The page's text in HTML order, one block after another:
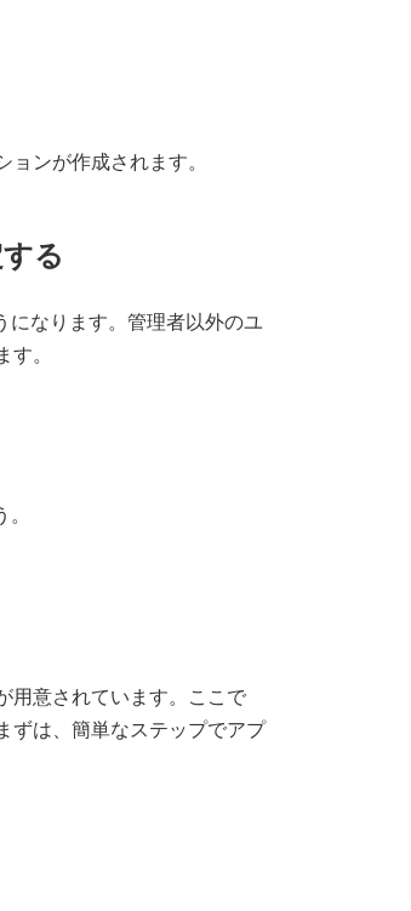
ョンが作成されます。
る
になります。管理者以外のユ
す。
用意されています。ここで
ずは、簡単なステップでアプ